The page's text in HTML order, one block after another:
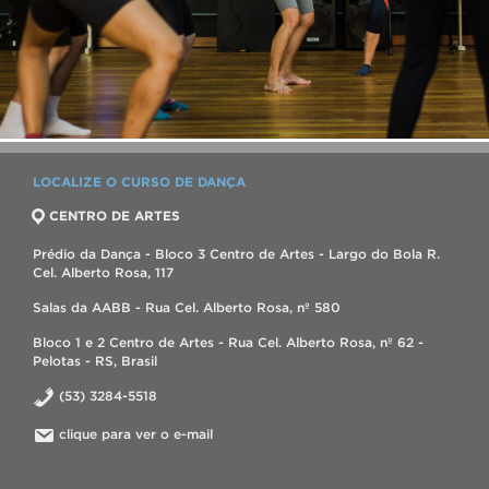
LOCALIZE O CURSO DE DANÇA
CENTRO DE ARTES
Prédio da Dança - Bloco 3 Centro de Artes - Largo do Bola R.
Cel. Alberto Rosa, 117
Salas da AABB - Rua Cel. Alberto Rosa, nº 580
Bloco 1 e 2 Centro de Artes - Rua Cel. Alberto Rosa, nº 62 -
Pelotas - RS, Brasil
(53) 3284-5518
clique para ver o e-mail